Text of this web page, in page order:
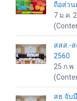
ถือส่วน
7 ม.ค.
สสส.-
2560
25 ก.พ.
สธ.จับ